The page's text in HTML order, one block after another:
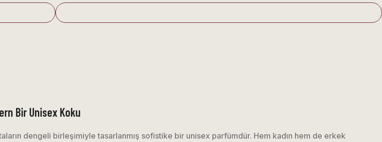
Bir Unisex Koku
dengeli birleşimiyle tasarlanmış sofistike bir unisex parfümdür. Hem kadın hem de erkek